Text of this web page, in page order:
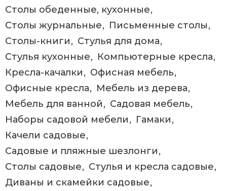
Столы обеденные, кухонные
Столы журнальные
Письменные столы
Столы-книги
Стулья для дома
Стулья кухонные
Компьютерные кресла
Кресла-качалки
Офисная мебель
Офисные кресла
Мебель из дерева
Мебель для ванной
Садовая мебель
Наборы садовой мебели
Гамаки
Качели садовые
Садовые и пляжные шезлонги
Столы садовые
Стулья и кресла садовые
Диваны и скамейки садовые